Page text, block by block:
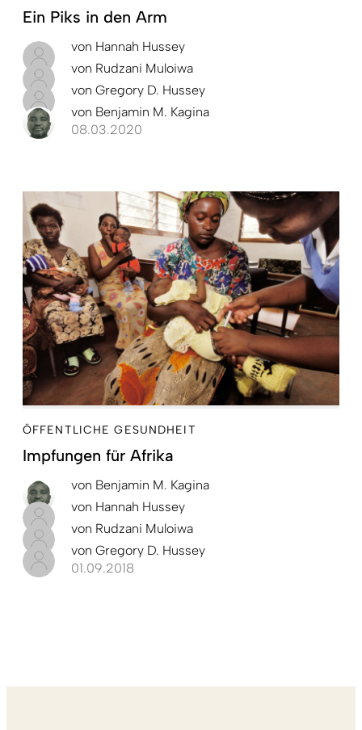
Ein Piks in den Arm
von Hannah Hussey
von Rudzani Muloiwa
von Gregory D. Hussey
von Benjamin M. Kagina
08.03.2020
ÖFFENTLICHE GESUNDHEIT
Impfungen für Afrika
von Benjamin M. Kagina
von Hannah Hussey
von Rudzani Muloiwa
von Gregory D. Hussey
01.09.2018